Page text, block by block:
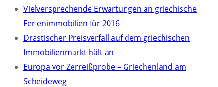
Vielversprechende Erwartungen an griechische
Ferienimmobilien für 2016
Drastischer Preisverfall auf dem griechischen
Immobilienmarkt hält an
Europa vor Zerreißprobe – Griechenland am
Scheideweg